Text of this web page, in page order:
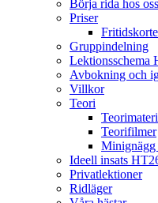
Börja rida hos oss
Priser
Gruppindelning
Lektionsschema
Avbokning och
Villkor
Teori
Teorifilmer
Ideell insats
Privatlektioner
Ridläger